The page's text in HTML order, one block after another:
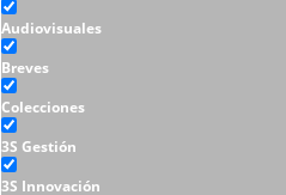
Audiovisuales
Breves
Colecciones
3S Gestión
3S Innovación